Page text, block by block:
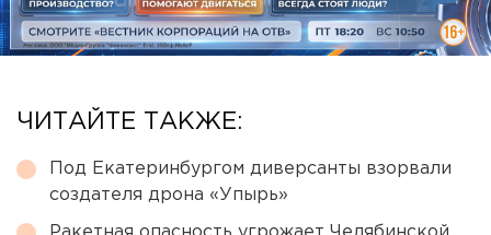
ЧИТАЙТЕ ТАКЖЕ:
Под Екатеринбургом диверсанты взорвали
создателя дрона «Упырь»